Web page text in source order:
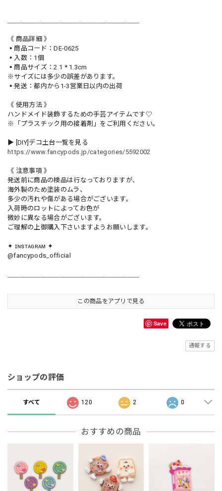
《 商品詳細 》
▪️商品コード：DE-0625
▪️入数：1個
▪️商品サイズ：2.1 * 1.3cm
※サイズには多少の誤差があります。
▪️発送：都内から1-3営業日以内の出荷
《 使用方法 》
ハンドメイド装飾するための手芸アイテムです♡
※「プラスチック用の接着剤」をご利用ください。
▶︎ [DIY]デコ土台一覧を見る
https://www.fancypods.jp/categories/5592002
《 注意事項 》
発送前に商品の検品は行なっておりますが、
海外製のため塗装のムラ、
多少の汚れや傷がある場合がございます。
入荷時のロットによってお色が
微妙に異なる場合がございます。
ご理解の上御購入下さいますようお願いします。
✦ ɪɴsᴛᴀɢʀᴀᴍ ✦
@fancypods_official
この商品をアプリで見る
Save
通報する
ショップの評価
すべて 120 2 0
おすすめの商品